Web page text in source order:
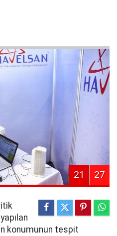
21 27
konumunun tespit